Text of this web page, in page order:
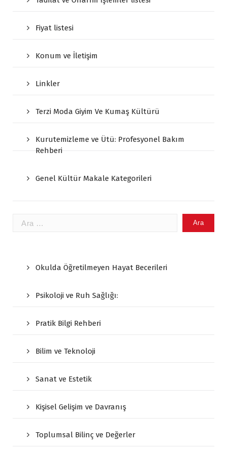
Fiyat listesi
Konum ve İletişim
Linkler
Terzi Moda Giyim Ve Kumaş Kültürü
Kurutemizleme ve Ütü: Profesyonel Bakım
Rehberi
Genel Kültür Makale Kategorileri
Arama:
Okulda Öğretilmeyen Hayat Becerileri
Psikoloji ve Ruh Sağlığı:
Pratik Bilgi Rehberi
Bilim ve Teknoloji
Sanat ve Estetik
Kişisel Gelişim ve Davranış
Toplumsal Bilinç ve Değerler